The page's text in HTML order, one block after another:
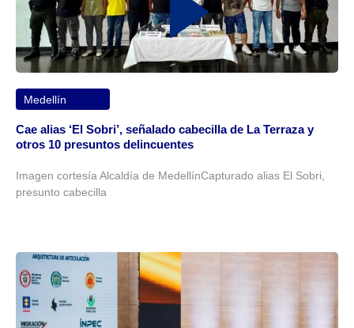
Medellín
Cae alias ‘El Sobri’, señalado cabecilla de La Terraza y
otros 10 presuntos delincuentes
Imagen cortesía Alcaldía de MedellínCapturado alias El Sobri,
presunto cabecilla